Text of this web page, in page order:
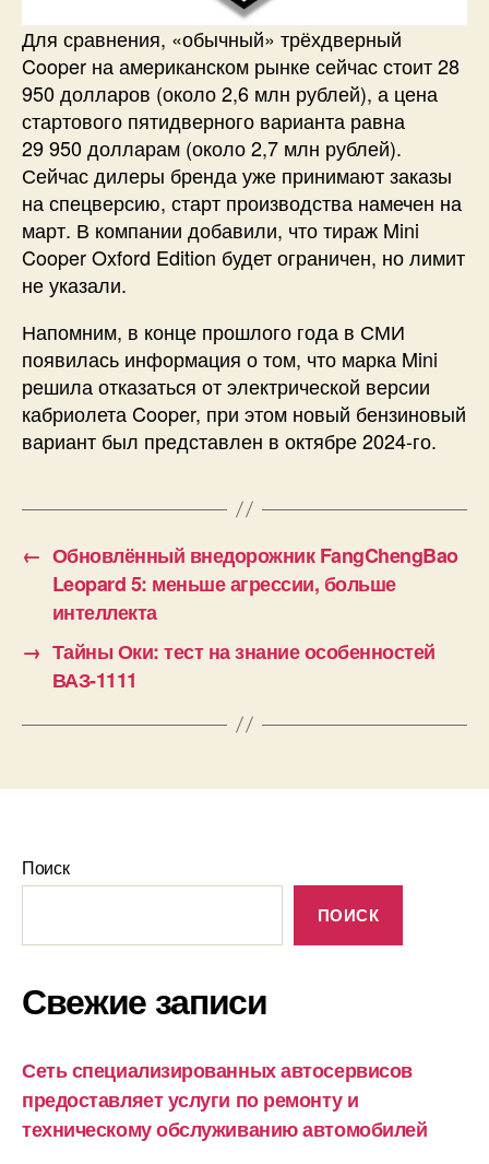
Для сравнения, «обычный» трёхдверный
Cooper на американском рынке сейчас стоит 28
950 долларов (около 2,6 млн рублей), а цена
стартового пятидверного варианта равна
29 950 долларам (около 2,7 млн рублей).
Сейчас дилеры бренда уже принимают заказы
на спецверсию, старт производства намечен на
март. В компании добавили, что тираж Mini
Cooper Oxford Edition будет ограничен, но лимит
не указали.
Напомним, в конце прошлого года в СМИ
появилась информация о том, что марка Mini
решила отказаться от электрической версии
кабриолета Cooper, при этом новый бензиновый
вариант был представлен в октябре 2024-го.
← Обновлённый внедорожник FangChengBao
Leopard 5: меньше агрессии, больше
интеллекта
→ Тайны Оки: тест на знание особенностей
ВАЗ-1111
Поиск
ПОИСК
Свежие записи
Сеть специализированных автосервисов
предоставляет услуги по ремонту и
техническому обслуживанию автомобилей